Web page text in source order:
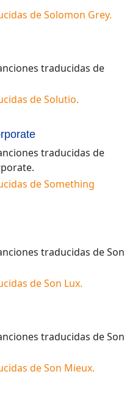
deSolomon Grey.
traducidas de
deSolutio.
traducidas de
.
deSomething
traducidas deSon
deSon Lux.
traducidas deSon
deSon Mieux.